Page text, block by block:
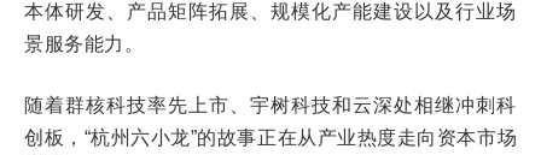
本体研发、产品矩阵拓展、规模化产能建设以及行业场
景服务能力。
随着群核科技率先上市、宇树科技和云深处相继冲刺科
创板，“杭州六小龙”的故事正在从产业热度走向资本市场